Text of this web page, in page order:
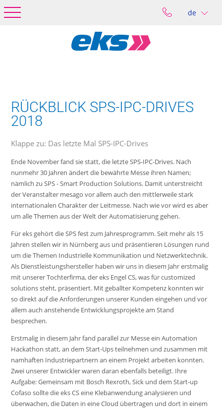
de
RÜCKBLICK SPS-IPC-DRIVES
2018
Klappe zu: Das letzte Mal SPS-IPC-Drives
Ende November fand sie statt, die letzte SPS-IPC-Drives. Nach
nunmehr 30 Jahren ändert die bewährte Messe ihren Namen;
nämlich zu SPS - Smart Production Solutions. Damit unterstreicht
der Veranstalter mesago vor allem auch den mittlerweile stark
internationalen Charakter der Leitmesse. Nach wie vor wird es aber
um alle Themen aus der Welt der Automatisierung gehen.
Für eks gehört die SPS fest zum Jahresprogramm. Seit mehr als 15
Jahren stellen wir in Nürnberg aus und präsentieren Lösungen rund
um die Themen Industrielle Kommunikation und Netzwerktechnik.
Als Dienstleistungshersteller haben wir uns in diesem Jahr erstmalig
mit unserer Tochterfirma, der eks Engel CS, was für customized
solutions steht, präsentiert. Mit geballter Kompetenz konnten wir
so direkt auf die Anforderungen unserer Kunden eingehen und vor
allem auch anstehende Entwicklungsprojekte am Stand
besprechen.
Erstmalig in diesem Jahr fand parallel zur Messe ein Automation
Hackathon statt, an dem Start-Ups teilnehmen und zusammen mit
namhaften Industriepartnern an einem Projekt arbeiten konnten.
Zwei unserer Entwickler waren daran ebenfalls beteiligt. Ihre
Aufgabe: Gemeinsam mit Bosch Rexroth, Sick und dem Start-up
Cofaso sollte die eks CS eine Klebanwendung analysieren und
überwachen, die Daten in eine Cloud übertragen und dort in einem